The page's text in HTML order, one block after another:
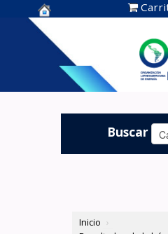
Centro de
Documentación
OLADE -
Buscar
Inicio ›